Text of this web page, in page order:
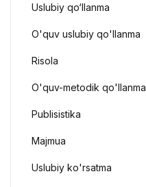
Uslubiy qo‘llanma
O'quv uslubiy qo'llanma
Risola
O'quv-metodik qo'llanma
Publisistika
Majmua
Uslubiy ko'rsatma